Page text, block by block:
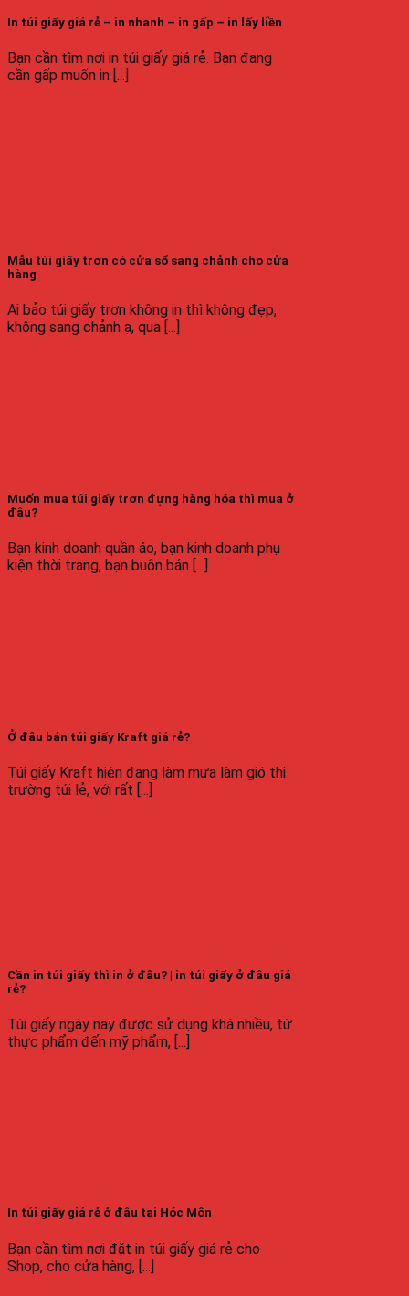
In túi giấy giá rẻ – in nhanh – in gấp – in lấy liền
Bạn cần tìm nơi in túi giấy giá rẻ. Bạn đang
cần gấp muốn in [...]
Mẫu túi giấy trơn có cửa sổ sang chảnh cho cửa
hàng
Ai bảo túi giấy trơn không in thì không đẹp,
không sang chảnh ạ, qua [...]
Muốn mua túi giấy trơn đựng hàng hóa thì mua ở
đâu?
Bạn kinh doanh quần áo, bạn kinh doanh phụ
kiện thời trang, bạn buôn bán [...]
Ở đâu bán túi giấy Kraft giá rẻ?
Túi giấy Kraft hiện đang làm mưa làm gió thị
trường túi lẻ, với rất [...]
Cần in túi giấy thì in ở đâu? | in túi giấy ở đâu giá
rẻ?
Túi giấy ngày nay được sử dụng khá nhiều, từ
thực phẩm đến mỹ phẩm, [...]
In túi giấy giá rẻ ở đâu tại Hóc Môn
Bạn cần tìm nơi đặt in túi giấy giá rẻ cho
Shop, cho cửa hàng, [...]